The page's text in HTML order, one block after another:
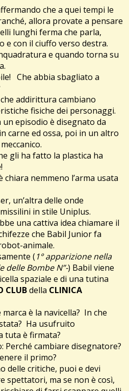
che a quei tempi le
allora provate a pensare
lunghi ferma che parla,
e con il ciuffo verso destra.
e quando torna su
Che abbia sbagliato a
addirittura cambiano
fisiche dei personaggi.
episodio è disegnato da
carne ed ossa, poi in un altro
gli ha fatto la plastica ha
nemmeno l’arma usata
un’altra delle onde
in stile Uniplus.
una cattiva idea chiamare il
che Babil Junior fa
animale.
(1° apparizione nella
delle Bombe N”-) Babil viene
spaziale e di una tutina
CLUBdella CLINICA
è la navicella? In che
Ha usufruito
tuta è firmata?
Perché cambiare disegnatore?
il primo?
delle critiche, puoi e devi
spettatori, ma se non è così,